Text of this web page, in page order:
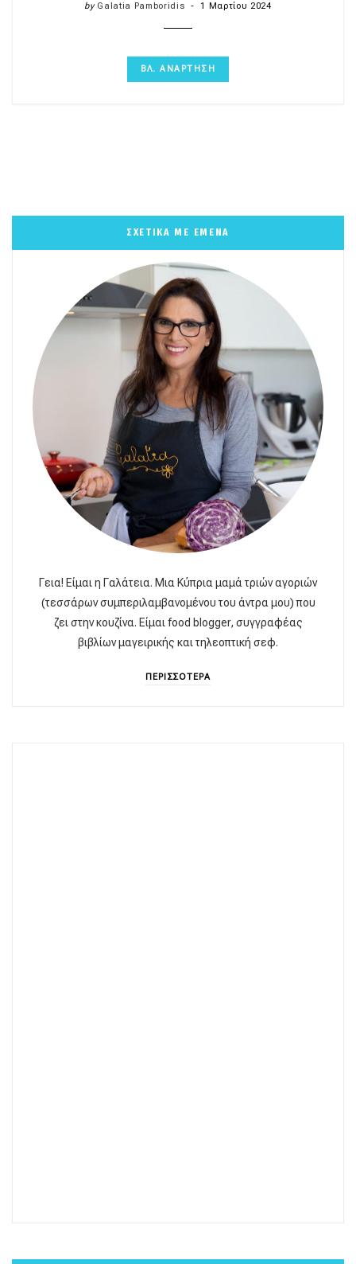
by Galatia Pamboridis 1 Μαρτίου 2024
ΒΛ. ΑΝΑΡΤΗΣΗ
ΣΧΕΤΙΚΑ ΜΕ ΕΜΕΝΑ
Γεια! Είμαι η Γαλάτεια. Μια Κύπρια μαμά τριών αγοριών
(τεσσάρων συμπεριλαμβανομένου του άντρα μου) που
ζει στην κουζίνα. Είμαι food blogger, συγγραφέας
βιβλίων μαγειρικής και τηλεοπτική σεφ.
ΠΕΡΙΣΣΟΤΕΡΑ